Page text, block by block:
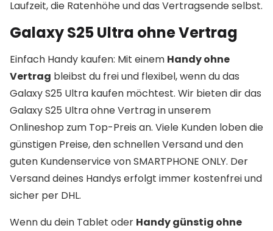
Laufzeit, die Ratenhöhe und das Vertragsende selbst.
Galaxy S25 Ultra ohne Vertrag
Einfach Handy kaufen: Mit einem Handy ohne
Vertrag bleibst du frei und flexibel, wenn du das
Galaxy S25 Ultra kaufen möchtest. Wir bieten dir das
Galaxy S25 Ultra ohne Vertrag in unserem
Onlineshop zum Top-Preis an. Viele Kunden loben die
günstigen Preise, den schnellen Versand und den
guten Kundenservice von SMARTPHONE ONLY. Der
Versand deines Handys erfolgt immer kostenfrei und
sicher per DHL.
Wenn du dein Tablet oder Handy günstig ohne